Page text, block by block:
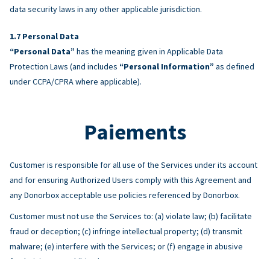
data security laws in any other applicable jurisdiction.
Personal Data
“Personal Data” has the meaning given in Applicable Data
Protection Laws (and includes “Personal Information” as defined
under CCPA/CPRA where applicable).
Paiements
Customer is responsible for all use of the Services under its account
and for ensuring Authorized Users comply with this Agreement and
any Donorbox acceptable use policies referenced by Donorbox.
Customer must not use the Services to: (a) violate law; (b) facilitate
fraud or deception; (c) infringe intellectual property; (d) transmit
malware; (e) interfere with the Services; or (f) engage in abusive